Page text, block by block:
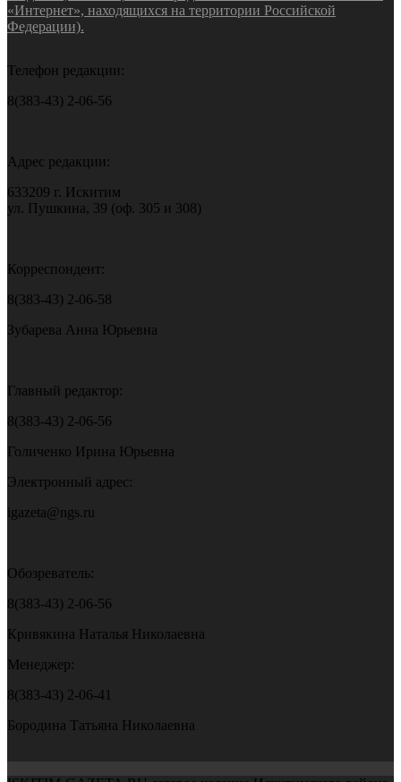
«Интернет», находящихся на территории Российской
Федерации).
Телефон редакции:
8(383-43) 2-06-56
Адрес редакции:
633209 г. Искитим
ул. Пушкина, 39 (оф. 305 и 308)
Корреспондент:
8(383-43) 2-06-58
Зубарева Анна Юрьевна
Главный редактор:
8(383-43) 2-06-56
Голиченко Ирина Юрьевна
Электронный адрес:
igazeta@ngs.ru
Обозреватель:
8(383-43) 2-06-56
Кривякина Наталья Николаевна
Менеджер:
8(383-43) 2-06-41
Бородина Татьяна Николаевна